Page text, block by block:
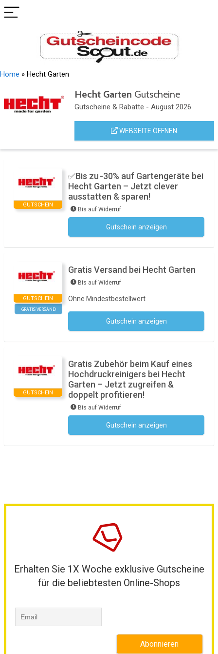
Home » Hecht Garten
Hecht Garten Gutscheine
Gutscheine & Rabatte - August 2026
WEBSEITE ÖFFNEN
GUTSCHEIN
✅Bis zu -30% auf Gartengeräte bei
Hecht Garten – Jetzt clever
ausstatten & sparen!
Bis auf Widerruf
Gutschein anzeigen
GUTSCHEIN
GRATIS VERSAND
Gratis Versand bei Hecht Garten
Bis auf Widerruf
Ohne Mindestbestellwert
Gutschein anzeigen
GUTSCHEIN
Gratis Zubehör beim Kauf eines
Hochdruckreinigers bei Hecht
Garten – Jetzt zugreifen &
doppelt profitieren!
Bis auf Widerruf
Gutschein anzeigen
Erhalten Sie 1X Woche exklusive Gutscheine
für die beliebtesten Online-Shops